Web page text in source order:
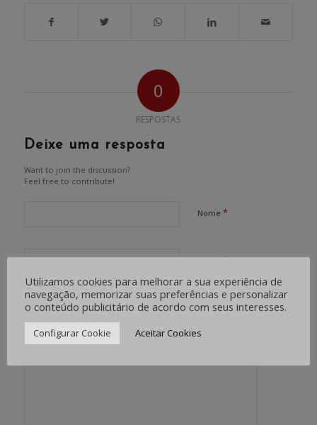
0
RESPOSTAS
Deixe uma resposta
Want to join the discussion?
Feel free to contribute!
Nome *
E-mail*
Site
Utilizamos cookies para melhorar a sua experiência de
navegação, memorizar suas preferências e personalizar
o conteúdo publicitário de acordo com seus interesses.
Configurar Cookie Aceitar Cookies